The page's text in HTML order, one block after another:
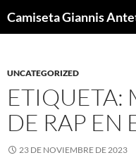
UNCATEGORIZED
ETIQUETA:
DE RAP EN
23 DE NOVIEMBRE DE 2023